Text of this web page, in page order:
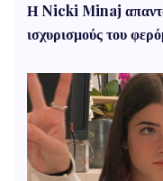
Η Nicki Minaj
ισχυρισμούς του